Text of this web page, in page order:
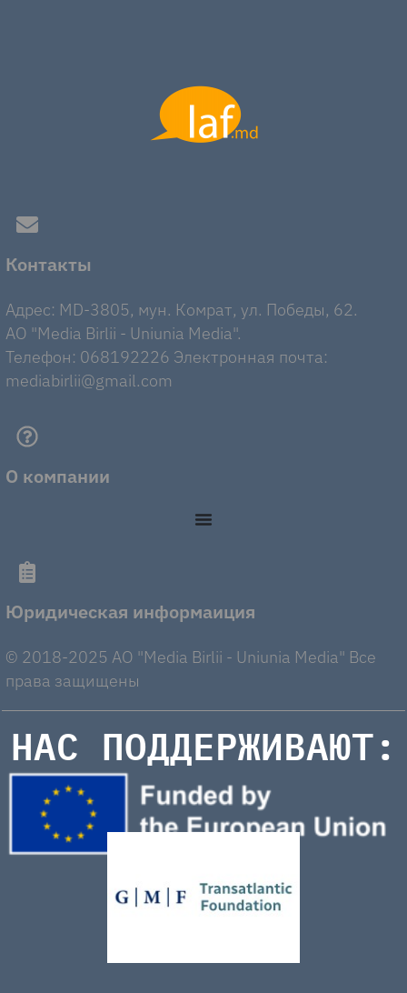
Контакты
Адрес: MD-3805, мун. Комрат, ул. Победы, 62.
AO "Media Birlii - Uniunia Media".
Телефон: 068192226 Электронная почта:
mediabirlii@gmail.com
О компании
Юридическая информаиция
© 2018-2025 AO "Media Birlii - Uniunia Media" Все
права защищены
НАС ПОДДЕРЖИВАЮТ: